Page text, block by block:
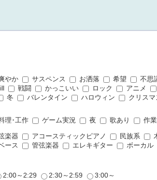
やか サスペンス お洒落 希望 不思
戦闘 かっこいい ロック アニメ
冬 バレンタイン ハロウィン クリスマ
理･工作 ゲーム実況 夜 歌あり 作
楽器 アコースティックピアノ 民族系
ース 管弦楽器 エレキギター ボーカル
2:00～2:29 2:30～2:59 3:00～